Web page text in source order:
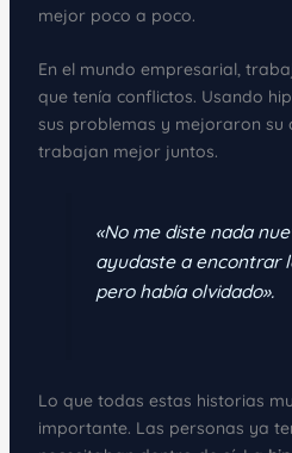
mejor poco a poco.
En el mundo empresarial,
que tenía conflictos. Usando
sus problemas y mejoraron su
trabajan mejor juntos.
«No me diste nada
ayudaste a encontrar
pero había olvidado».
Lo que todas estas historias
importante. Las personas ya